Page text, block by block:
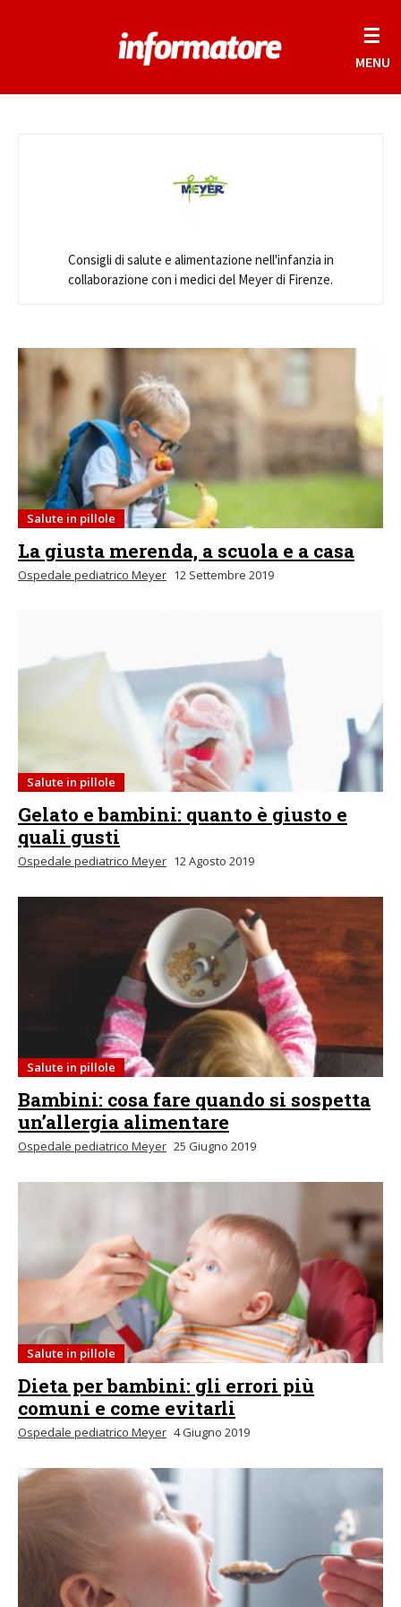
☰
MENU
Consigli di salute e alimentazione nell'infanzia in
collaborazione con i medici del Meyer di Firenze.
Salute in pillole
La giusta merenda, a scuola e a casa
Ospedale pediatrico Meyer 12 Settembre 2019
Salute in pillole
Gelato e bambini: quanto è giusto e
quali gusti
Ospedale pediatrico Meyer 12 Agosto 2019
Salute in pillole
Bambini: cosa fare quando si sospetta
un’allergia alimentare
Ospedale pediatrico Meyer 25 Giugno 2019
Salute in pillole
Dieta per bambini: gli errori più
comuni e come evitarli
Ospedale pediatrico Meyer 4 Giugno 2019